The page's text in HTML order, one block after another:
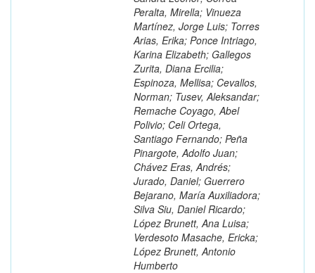
Peralta, Mirella; Vinueza
Martínez, Jorge Luis; Torres
Arias, Erika; Ponce Intriago,
Karina Elizabeth; Gallegos
Zurita, Diana Ercilia;
Espinoza, Mellisa; Cevallos,
Norman; Tusev, Aleksandar;
Remache Coyago, Abel
Polivio; Celi Ortega,
Santiago Fernando; Peña
Pinargote, Adolfo Juan;
Chávez Eras, Andrés;
Jurado, Daniel; Guerrero
Bejarano, María Auxiliadora;
Silva Siu, Daniel Ricardo;
López Brunett, Ana Luisa;
Verdesoto Masache, Ericka;
López Brunett, Antonio
Humberto